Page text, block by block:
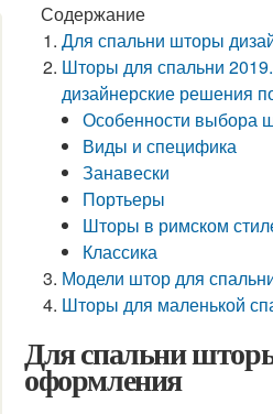
Содержание
Для спальни шторы
Шторы для спальни
дизайнерские решения
Особенности выбора
Виды и специфика
Занавески
Портьеры
Шторы в римском
Классика
Модели штор для
Шторы для маленькой
Для спальни
оформления